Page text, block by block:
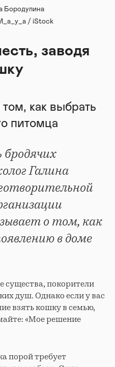
Бородулина
/ iStock
заводя
как выбрать
питомца
Галина
о том, как
в доме
существа, покорители
душ. Однако если у вас
взять кошку в семью,
«Мое решение
порой требует